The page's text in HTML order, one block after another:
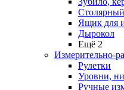
Ящик для
Дырокол
Ещё 2
Измерительно-
Рулетки
Уровни,
Ручные